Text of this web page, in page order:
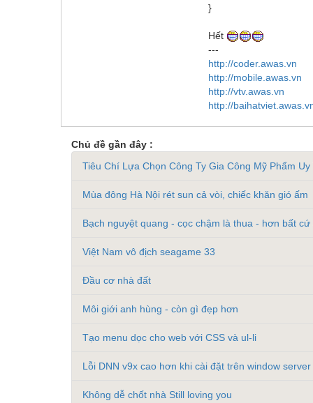
}
Hết
---
http://coder.awas.vn
http://mobile.awas.vn
http://vtv.awas.vn
http://
Chủ đề gần đây :
Tiêu Chí Lựa Chọn Công Ty Gia Công Mỹ Phẩm Uy
Mùa đông Hà Nội rét sun cả vòi, chiếc khăn gió ấm
Bạch nguyệt quang - cọc chậm là thua - hơn bất cứ
Việt Nam vô địch seagame 33
Đầu cơ nhà đất
Môi giới anh hùng - còn gì đẹp hơn
Tạo menu dọc cho web với CSS và ul-li
Lỗi DNN v9x cao hơn khi cài đặt trên window
Không dễ chốt nhà Still loving you